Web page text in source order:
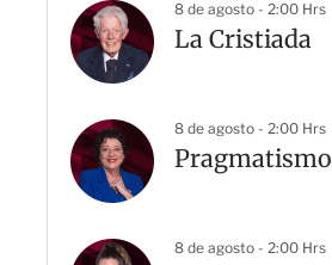
8 de agosto - 2:00 Hrs
La Cristiada
8 de agosto - 2:00 Hrs
8 de agosto - 2:00 Hrs